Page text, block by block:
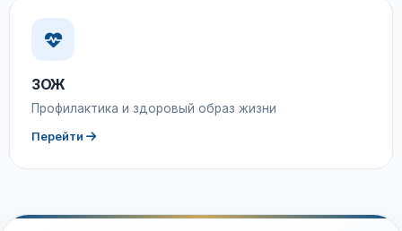
ЗОЖ
Профилактика и здоровый образ жизни
Перейти